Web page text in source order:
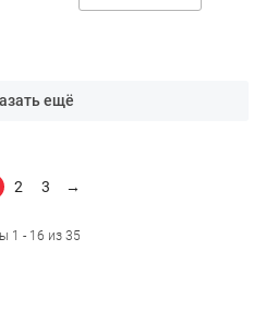
ещё
1 - 16 из 35
2 3 →